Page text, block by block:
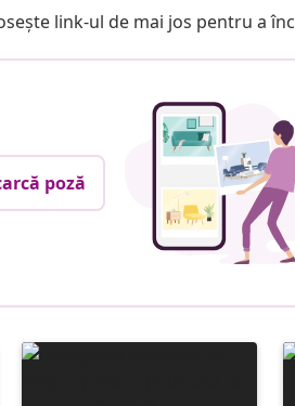
link-ul de mai jos pentru a
poză